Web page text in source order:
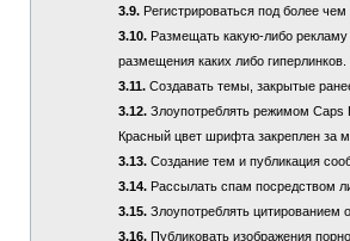
3.9.Регистрироваться под более
3.10.Размещать какую-либо рекламу
размещения каких либо гиперлинков.
3.11.Создавать темы, закрытые
3.12.Злоупотреблять режимом Caps
Красный цвет шрифта закреплен за
3.13.Создание тем и публикация
3.14.Рассылать спам посредством
3.15.Злоупотреблять цитированием
3.16.Публиковать изображения